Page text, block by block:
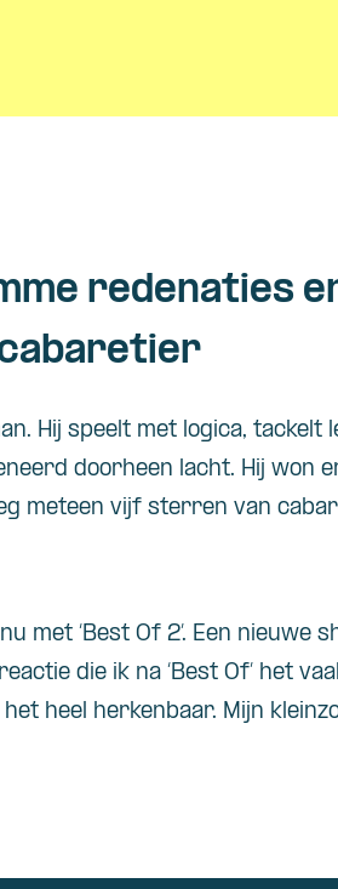
redenaties
Hij speelt met logica, tackelt
doorheen lacht. Hij won
meteen vijf sterren van
met ‘Best Of 2’. Een nieuwe
die ik na ‘Best Of’ het
heel herkenbaar. Mijn